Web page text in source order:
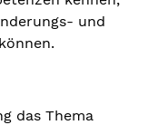
und
das Thema